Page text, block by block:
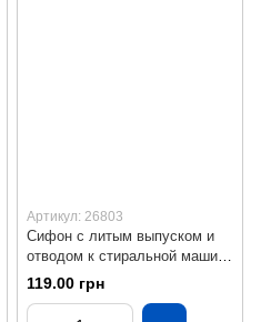
Артикул: 26803
Сифон с литым выпуском и
отводом к стиральной машине
KronoPlast У-1550
119.00 грн